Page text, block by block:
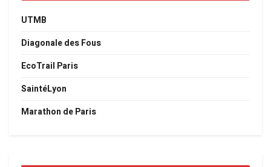
UTMB
Diagonale des Fous
EcoTrail Paris
SaintéLyon
Marathon de Paris